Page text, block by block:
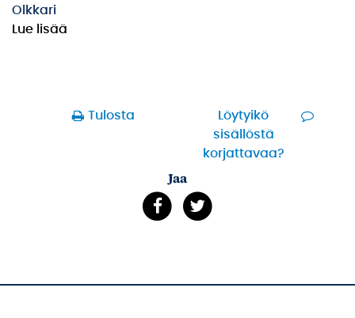
Olkkari
Lue lisää
Tulosta
Löytyikö
sisällöstä
korjattavaa?
Jaa